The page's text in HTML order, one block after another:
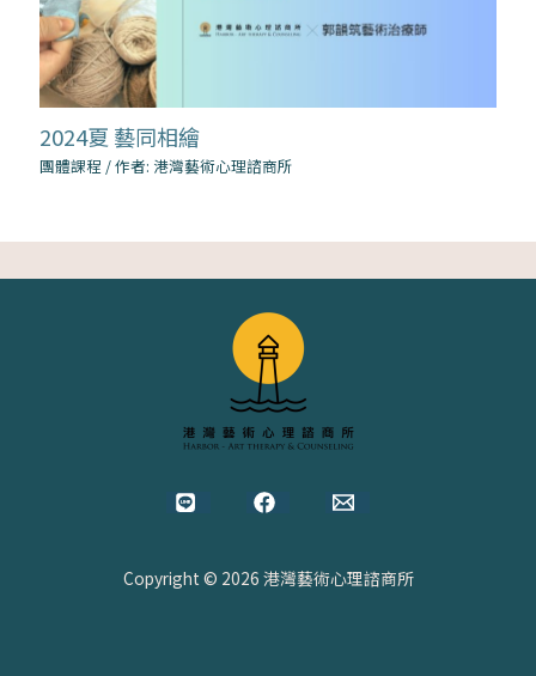
2024夏 藝同相繪
團體課程 / 作者: 港灣藝術心理諮商所
Copyright © 2026 港灣藝術心理諮商所